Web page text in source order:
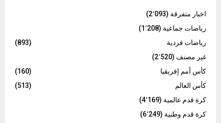
اخبار متفرقة (2٬093)
رياضات جماعية (1٬208)
رياضات فردية
(893)
غير مصنف (2٬520)
كأس أمم إفريقيا
(160)
كأس العالم
(513)
كرة قدم عالمية (4٬169)
كرة قدم وطنية (6٬249)